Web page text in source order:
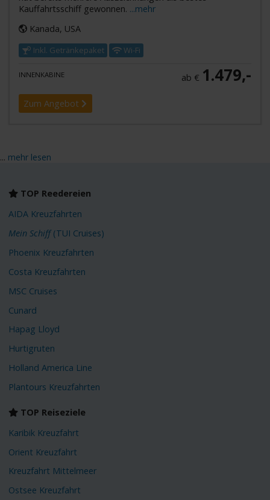
Kauffahrtsschiff gewonnen. ...mehr
Kanada, USA
Inkl. Getränkepaket Wi-Fi
INNENKABINE ab € 1.479,-
Zum Angebot
... mehr lesen
TOP Reedereien
AIDA Kreuzfahrten
Mein Schiff(TUI Cruises)
Phoenix Kreuzfahrten
Costa Kreuzfahrten
MSC Cruises
Cunard
Hapag Lloyd
Hurtigruten
Holland America Line
Plantours Kreuzfahrten
TOP Reiseziele
Karibik Kreuzfahrt
Orient Kreuzfahrt
Kreuzfahrt Mittelmeer
Ostsee Kreuzfahrt